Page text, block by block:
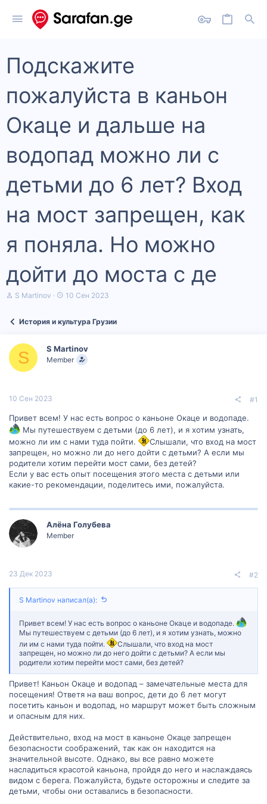
Подскажите
пожалуйста в каньон
Окаце и дальше на
водопад можно ли с
детьми до 6 лет? Вход
на мост запрещен, как
я поняла. Но можно
дойти до моста с де
А
т
м
ы
S Martinov
Д
а
ч
а
10 Сен 2023
История и культура Грузии
S S Martinov
Member
10 Сен 2023 #1
Привет всем! У нас есть вопрос о каньоне Окаце и водопаде.
Мы путешествуем с детьми (до 6 лет), и я хотим узнать,
можно ли им с нами туда пойти.
Слышали, что вход на мост
запрещен, но можно ли до него дойти с детьми? А если мы
родители хотим перейти мост сами, без детей?
Если у вас есть опыт посещения этого места с детьми или
какие-то рекомендации, поделитесь ими, пожалуйста.
Алëна Голубева
Member
23 Дек 2023 #2
S Martinov написал(а):
Привет всем! У нас есть вопрос о каньоне Окаце и водопаде.
Мы путешествуем с детьми (до 6 лет), и я хотим узнать, можно
ли им с нами туда пойти.
Слышали, что вход на мост
запрещен, но можно ли до него дойти с детьми? А если мы
родители хотим перейти мост сами, без детей?
Привет! Каньон Окаце и водопад – замечательные места для
посещения! Ответя на ваш вопрос, дети до 6 лет могут
посетить каньон и водопад, но маршрут может быть сложным
и опасным для них.
Действительно, вход на мост в каньоне Окаце запрещен
безопасности соображений, так как он находится на
значительной высоте. Однако, вы все равно можете
насладиться красотой каньона, пройдя до него и наслаждаясь
видом с берега. Пожалуйста, будьте осторожны и следите за
детьми, чтобы они оставались в безопасности.